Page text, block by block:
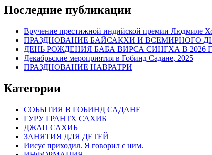
Последние публикации
Вручение престижной индийской премии Людмиле
ПРАЗДНОВАНИЕ БАЙСАКХИ И ВСЕМИРНОГО
ДЕНЬ РОЖДЕНИЯ БАБА ВИРСА СИНГХА В 2026
Декабрьские мероприятия в Гобинд Садане, 2025
ПРАЗДНОВАНИЕ НАВРАТРИ
Категории
CОБЫТИЯ В ГОБИНД САДАНЕ
ГУРУ ГРАНТХ САХИБ
ДЖАП САХИБ
ЗАНЯТИЯ ДЛЯ ДЕТЕЙ
Иисус приходил. Я говорил с ним.